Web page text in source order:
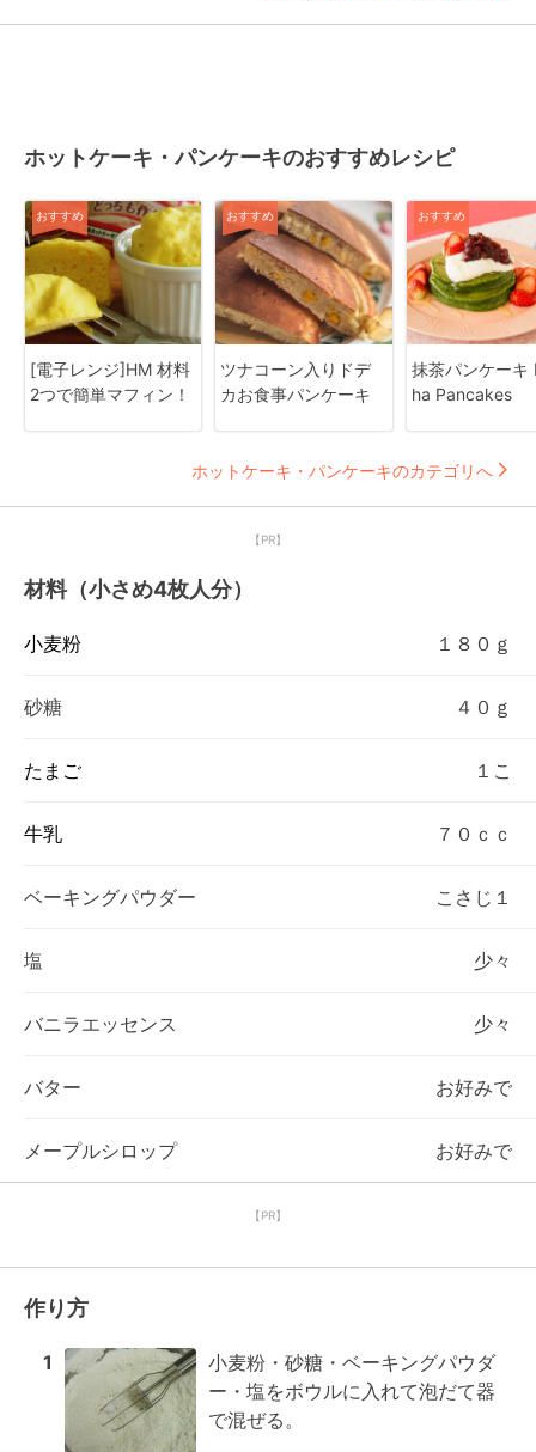
ホットケーキ・パンケーキのおすすめレシピ
おすすめ
[電子レンジ]HM 材料
2つで簡単マフィン！
おすすめ
ツナコーン入りドデ
カお食事パンケーキ
おすすめ
抹茶パンケーキ
ha Pancakes
ホットケーキ・パンケーキのカテゴリへ
【PR】
材料（小さめ4枚人分）
小麦粉 １８０ｇ
砂糖 ４０ｇ
たまご １こ
牛乳 ７０ｃｃ
ベーキングパウダー こさじ１
塩 少々
バニラエッセンス 少々
バター お好みで
メープルシロップ お好みで
【PR】
作り方
1
小麦粉・砂糖・ベーキングパウダ
ー・塩をボウルに入れて泡だて器
で混ぜる。